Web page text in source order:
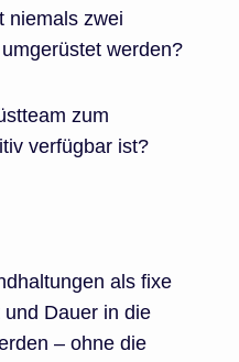
niemals zwei
werden?
zum
verfügbar ist?
als fixe
Dauer in die
– ohne die